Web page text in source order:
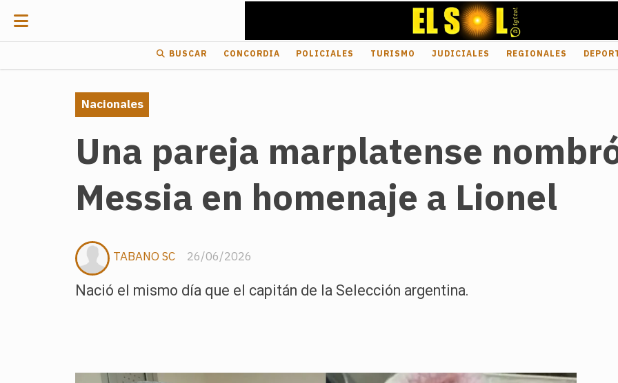
BUSCAR CONCORDIA POLICIALES TURISMO JUDICIALES REGIONALES
Una pareja marplatense
Messia en homenaje a Lionel
Nació el mismo día que el capitán de la Selección argentina.
Nacionales
26/06/2026
TABANO SC